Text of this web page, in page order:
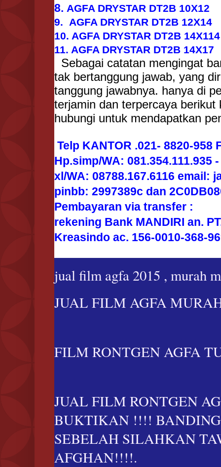
8. AGFA DRYSTAR DT2B 10X12
9. AGFA DRYSTAR DT2B 12X14
10. AGFA DRYSTAR DT2B 14X114
11. AGFA DRYSTAR DT2B 14X17
Sebagai catatan mengingat
tak bertanggung jawab, yang
tanggung jawabnya. hanya di
terjamin dan terpercaya berikut
hubungi untuk mendapatkan
Telp KANTOR .021- 8820-958
Hp.simp/WA: 081.354.111.935
xl/WA: 08788.167.6116 email:
pinbb: 2997389c dan
Pembayaran via transfer :
rekening Bank MANDIRI an.
Kreasindo ac. 156-0010-368-
jual film agfa 2015 , murah
JUAL FILM AGFA
FILM RONTGEN AGFA
JUAL FILM RONTGEN
BUKTIKAN !!!!
SEBELAH SILAHKAN
AFGHAN!!!!.